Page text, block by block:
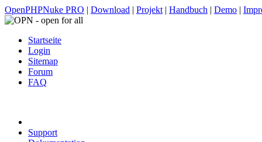
OpenPHPNuke PRO | Download | Projekt | Handbuch | Demo |
Startseite
Login
Sitemap
Forum
FAQ
Support